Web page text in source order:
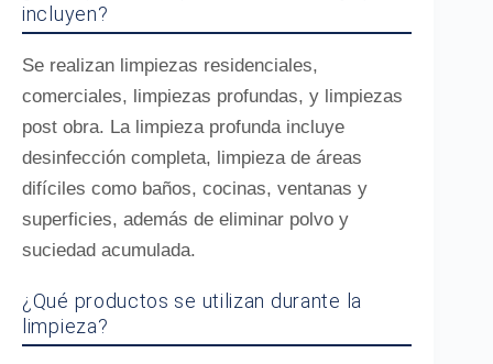
incluyen?
Se realizan limpiezas residenciales,
comerciales, limpiezas profundas, y limpiezas
post obra. La limpieza profunda incluye
desinfección completa, limpieza de áreas
difíciles como baños, cocinas, ventanas y
superficies, además de eliminar polvo y
suciedad acumulada.
¿Qué productos se utilizan durante la
limpieza?